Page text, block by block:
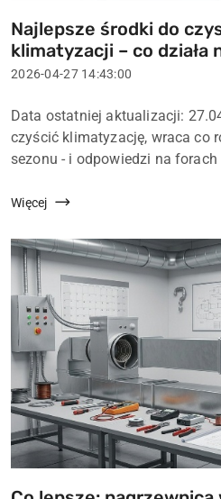
Tytuł
artykułu:
Najlepsze środki do
klimatyzacji – co działa
Data
2026-04-27 14:43:00
Treść
artykułu:
Data ostatniej aktualizacji:
czyścić klimatyzację, wraca co
sezonu - i odpowiedzi na
serwisową. Środek do
Więcej
Tytuł